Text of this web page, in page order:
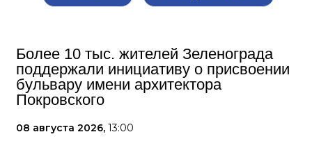
Более 10 тыс. жителей Зеленограда
поддержали инициативу о присвоении
бульвару имени архитектора
Покровского
08 августа 2026, 13:00